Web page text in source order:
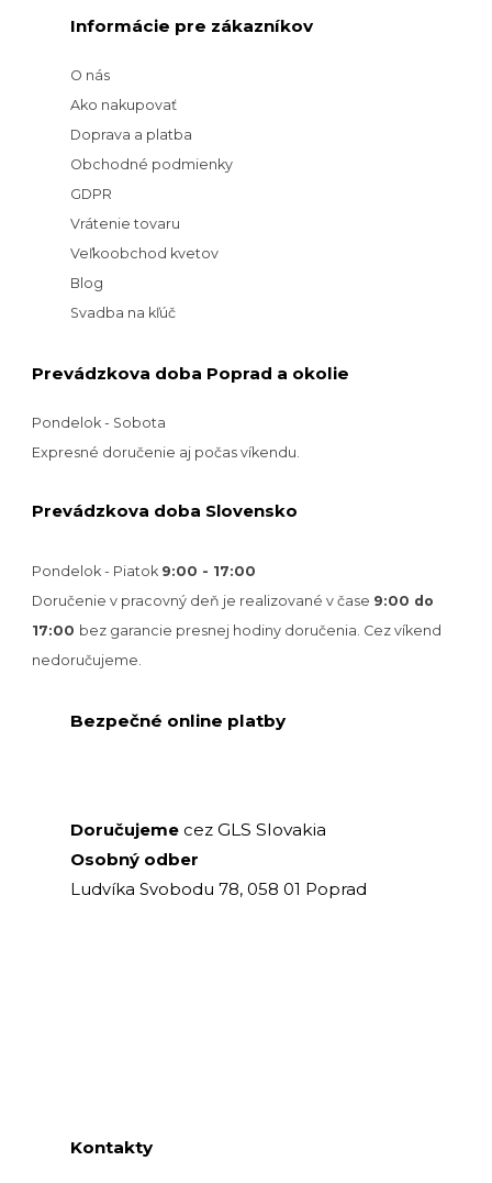
Informácie pre zákazníkov
O nás
Ako nakupovať
Doprava a platba
Obchodné podmienky
GDPR
Vrátenie tovaru
Veľkoobchod kvetov
Blog
Svadba na kľúč
Prevádzkova doba Poprad a okolie
Pondelok - Sobota
Expresné doručenie aj počas víkendu.
Prevádzkova doba Slovensko
Pondelok - Piatok 9:00 - 17:00
Doručenie v pracovný deň je realizované v čase 9:00 do
17:00 bez garancie presnej hodiny doručenia. Cez víkend
nedoručujeme.
Bezpečné online platby
Doručujeme cez GLS Slovakia
Osobný odber
Ludvíka Svobodu 78, 058 01 Poprad
Kontakty